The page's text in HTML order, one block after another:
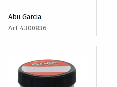
Abu Garcia
Art 4300836